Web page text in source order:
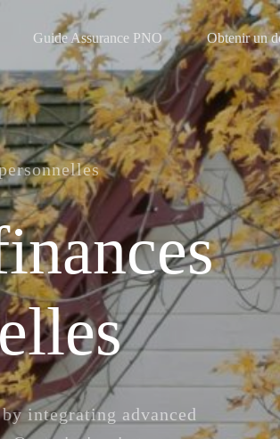
Guide Assurance PNO Obtenir un
integrating advanced